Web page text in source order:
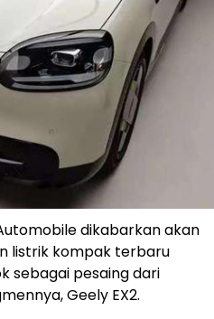
dikabarkan akan
listrik kompak terbaru
sebagai pesaing dari
Geely EX2.